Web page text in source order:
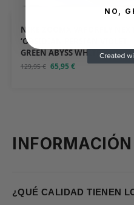
NIKE ZOOMX VAPORFLY
‘OBSIDIAN PERSIAN VIOLET
GREEN ABYSS WHITE’
129,95€ 65,95€
¿QUÉ CALIDAD TIENEN
NO,